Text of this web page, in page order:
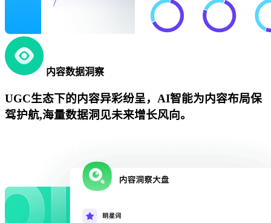
内容数据洞察
UGC生态下的内容异彩纷呈，AI智能为内容布局保
驾护航,海量数据洞见未来增长风向。